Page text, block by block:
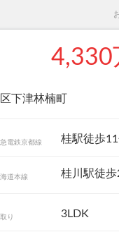
4,330
下津林楠町
急電鉄京都線 桂駅徒歩
道本線 桂川駅徒歩
り 3LDK